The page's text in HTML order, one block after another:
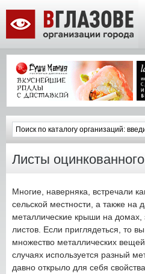
Листы
Многие, наверняка, встречали
сельской местности, а также на
металлические крыши на домах,
листов. Если приглядеться, то
множество металлических
случаях используется разный
давно открыло для себя